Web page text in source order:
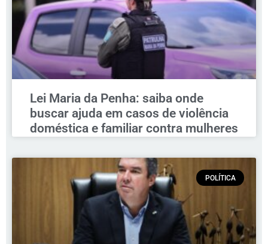
Lei Maria da Penha: saiba onde
buscar ajuda em casos de violência
doméstica e familiar contra mulheres
POLÍTICA